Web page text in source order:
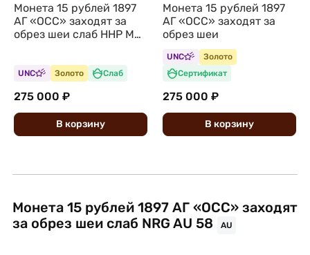
Монета 15 рублей 1897
АГ «ОСС» заходят за
обрез шеи слаб ННР MS
UNC Золото Слаб
275 000 ₽
В корзину
Монета 15 рублей 1897
АГ «ОСС» заходят за
обрез шеи
UNC
Золото
Сертификат
275 000 ₽
В корзину
Монета 15 рублей 1897 АГ «ОСС» заходят
за обрез шеи слаб NRG AU 58
AU